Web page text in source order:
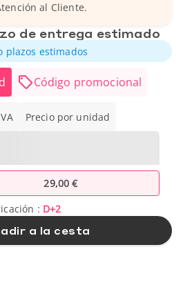
al Cliente.
de entrega estimado
plazos estimados
Código promocional
Precio por unidad
29,00 €
: D+2
a la cesta